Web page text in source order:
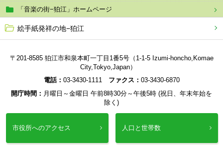
「音楽の街−狛江」ホームページ
絵手紙発祥の地−狛江
〒201-8585 狛江市和泉本町一丁目1番5号（1-1-5 Izumi-honcho,Komae
City,Tokyo,Japan）
電話： 03-3430-1111 ファクス： 03-3430-6870
開庁時間： 月曜日～金曜日 午前8時30分～午後5時 (祝日、年末年始を
除く)
市役所へのアクセス 人口と世帯数